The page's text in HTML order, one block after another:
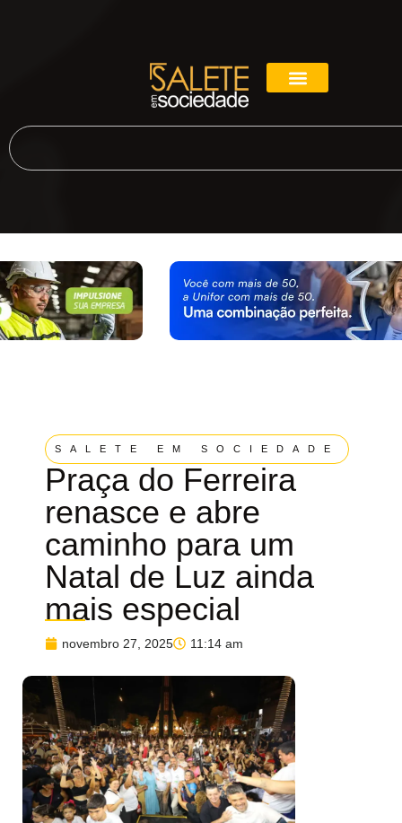
SALETE EM SOCIEDADE
Praça do Ferreira
renasce e abre
caminho para um
Natal de Luz ainda
mais especial
novembro 27, 2025 11:14 am